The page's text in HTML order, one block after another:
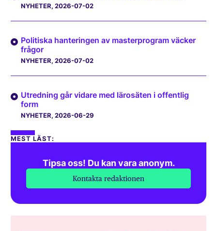
NYHETER, 2026-07-02
Politiska hanteringen av masterprogram väcker
frågor
NYHETER, 2026-07-02
Utredning går vidare med lärosäten i offentlig
form
NYHETER, 2026-06-29
MEST LÄST:
Tipsa oss! Du kan vara anonym.
Kontakta redaktionen